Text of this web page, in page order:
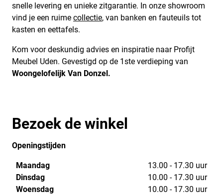
snelle levering en unieke zitgarantie. In onze showroom
vind je een ruime collectie, van banken en fauteuils tot
kasten en eettafels.
Kom voor deskundig advies en inspiratie naar Profijt
Meubel Uden. Gevestigd op de 1ste verdieping van
Woongelofelijk Van Donzel.
Bezoek de winkel
Openingstijden
Maandag
13.00 - 17.30 uur
Dinsdag
10.00 - 17.30 uur
Woensdag
10.00 - 17.30 uur